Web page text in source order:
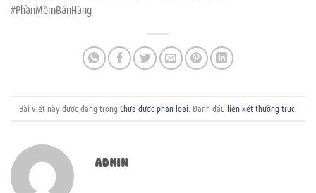
#PhầnMềmBánHàng
Bài viết này được đăng trong Chưa được phân loại . Đánh dấu liên kết thường trực
ADMIN